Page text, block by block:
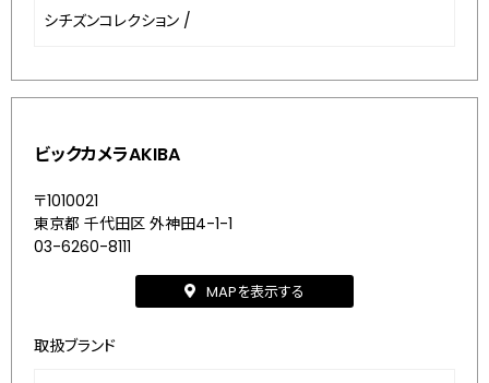
シチズンコレクション /
ビックカメラAKIBA
〒1010021
東京都 千代田区 外神田4-1-1
03-6260-8111
MAPを表示する
取扱ブランド